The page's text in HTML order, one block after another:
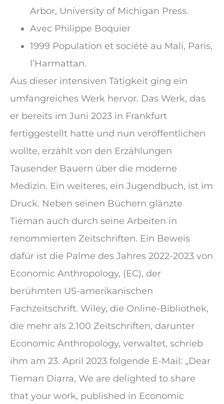
Arbor, University of Michigan Press.
Avec Philippe Boquier
1999 Population et société au Mali, Paris,
l’Harmattan.
Aus dieser intensiven Tätigkeit ging ein
umfangreiches Werk hervor. Das Werk, das
er bereits im Juni 2023 in Frankfurt
fertiggestellt hatte und nun veröffentlichen
wollte, erzählt von den Erzählungen
Tausender Bauern über die moderne
Medizin. Ein weiteres, ein Jugendbuch, ist im
Druck. Neben seinen Büchern glänzte
Tiéman auch durch seine Arbeiten in
renommierten Zeitschriften. Ein Beweis
dafür ist die Palme des Jahres 2022-2023 von
Economic Anthropology, (EC), der
berühmten US-amerikanischen
Fachzeitschrift. Wiley, die Online-Bibliothek,
die mehr als 2.100 Zeitschriften, darunter
Economic Anthropology, verwaltet, schrieb
ihm am 23. April 2023 folgende E-Mail: „Dear
Tieman Diarra, We are delighted to share
that your work, published in Economic